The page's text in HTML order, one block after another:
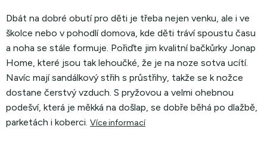
Dbát na dobré obutí pro děti je třeba nejen venku, ale i ve
školce nebo v pohodlí domova, kde děti tráví spoustu času
a noha se stále formuje. Pořiďte jim kvalitní bačkůrky Jonap
Home, které jsou tak lehoučké, že je na noze sotva ucítí.
Navíc mají sandálkový střih s průstřihy, takže se k nožce
dostane čerstvý vzduch. S pryžovou a velmi ohebnou
podešví, která je měkká na došlap, se dobře běhá po dlažbě,
parketách i koberci. Více informací